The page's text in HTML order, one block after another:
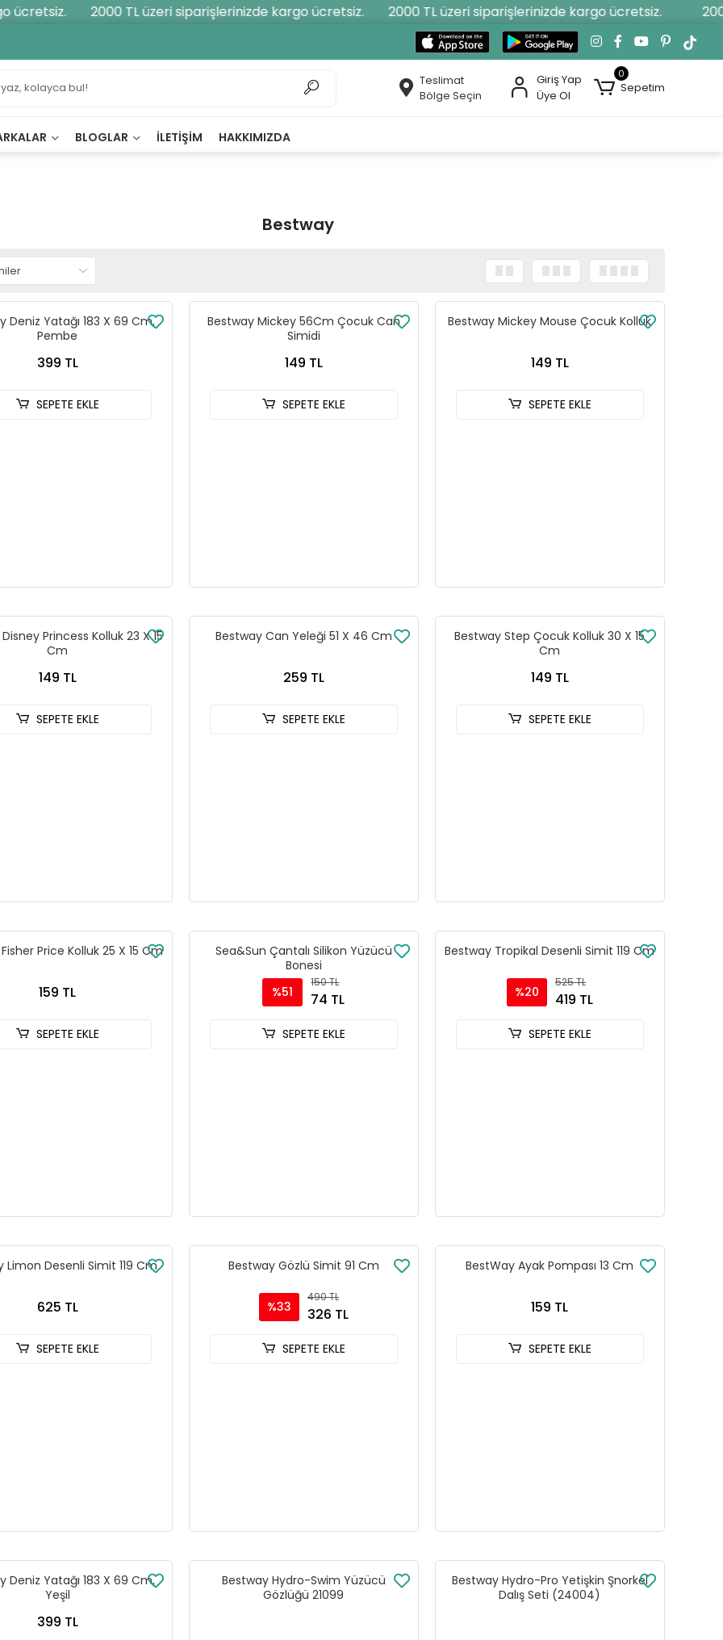
2000 TL üzeri siparişlerinizde kargo ücretsiz. 2000 TL üzeri siparişlerinizde kargo ücretsiz. 2000
Teslimat
Bölge Seçin
Giriş Yap
Üye Ol
0
Sepetim
BLOGLAR İLETIŞIM HAKKIMIZDA
Bestway
Deniz Yatağı 183 X 69 Cm,
Pembe
399 TL
SEPETE EKLE
Bestway Mickey 56Cm Çocuk Can
Simidi
149 TL
SEPETE EKLE
Bestway Mickey Mouse Çocuk Kolluk
149 TL
SEPETE EKLE
Princess Kolluk 23 X 15
Cm
149 TL
SEPETE EKLE
Bestway Can Yeleği 51 X 46 Cm
259 TL
SEPETE EKLE
Bestway Step Çocuk Kolluk 30 X 15
Cm
149 TL
SEPETE EKLE
Price Kolluk 25 X 15 Cm
159 TL
SEPETE EKLE
Sea&Sun Çantalı Silikon Yüzücü
Bonesi
%51
150 TL
74 TL
SEPETE EKLE
Bestway Tropikal Desenli Simit 119 Cm
%20
525 TL
419 TL
SEPETE EKLE
Limon Desenli Simit 119 Cm
625 TL
SEPETE EKLE
Bestway Gözlü Simit 91 Cm
%33
490 TL
326 TL
SEPETE EKLE
BestWay Ayak Pompası 13 Cm
159 TL
SEPETE EKLE
Deniz Yatağı 183 X 69 Cm,
Yeşil
399 TL
Bestway Hydro-Swim Yüzücü
Gözlüğü 21099
Bestway Hydro-Pro Yetişkin Şnorkel
Dalış Seti (24004)